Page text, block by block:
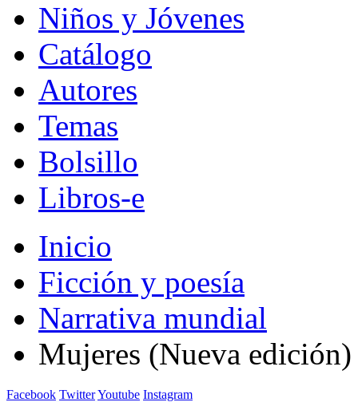
Niños y Jóvenes
Catálogo
Autores
Temas
Bolsillo
Libros-e
Inicio
Ficción y poesía
Narrativa mundial
Mujeres (Nueva edición)
Facebook TwitterYoutube Instagram